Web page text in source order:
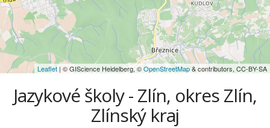
Leaflet | © GIScience Heidelberg, ©OpenStreetMap& contributors, CC-BY-SA
Jazykové školy - Zlín, okres Zlín,
Zlínský kraj